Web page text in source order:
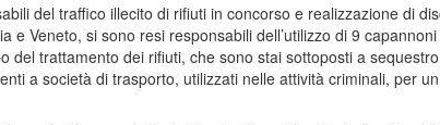
del traffico illecito di rifiuti in concorso e realizzazione di
e Veneto, si sono resi responsabili dell’utilizzo di 9
del trattamento dei rifiuti, che sono stai sottoposti a
a società di trasporto, utilizzati nelle attività criminali, per